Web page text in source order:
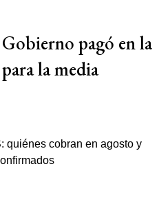
pagó en la
la media